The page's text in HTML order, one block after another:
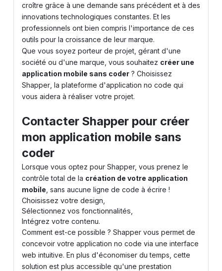
croître grâce à une demande sans précédent et à des
innovations technologiques constantes. Et les
professionnels ont bien compris l'importance de ces
outils pour la croissance de leur marque.
Que vous soyez porteur de projet, gérant d'une
société ou d'une marque, vous souhaitez créer une
application mobile sans coder ? Choisissez
Shapper , la plateforme d'application no code qui
vous aidera à réaliser votre projet.
Contacter Shapper pour créer
mon application mobile sans
coder
Lorsque vous optez pour Shapper, vous prenez le
contrôle total de la création de votre application
mobile , sans aucune ligne de code à écrire !
Choisissez votre design,
Sélectionnez vos fonctionnalités,
Intégrez votre contenu.
Comment est-ce possible ? Shapper vous permet de
concevoir votre application no code via une interface
web intuitive. En plus d'économiser du temps, cette
solution est plus accessible qu'une prestation